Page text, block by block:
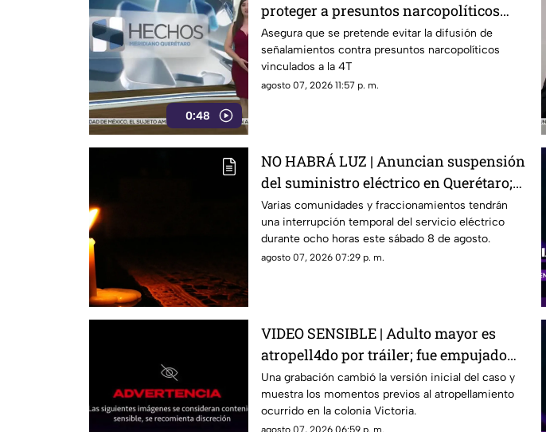
0:48
proteger a presuntos narcopolíticos
vinculados a la 4T
Asegura que se pretende evitar la difusión de
señalamientos contra presuntos narcopolíticos
vinculados a la 4T
agosto 07, 2026 11:57 p. m.
NO HABRÁ LUZ | Anuncian suspensión
del suministro eléctrico en Querétaro;
estás serán las zonas afectadas
Varias comunidades y fraccionamientos tendrán
una interrupción temporal del servicio eléctrico
durante ocho horas este sábado 8 de agosto.
agosto 07, 2026 07:29 p. m.
VIDEO SENSIBLE | Adulto mayor es
atropell4do por tráiler; fue empujado
antes de m0rir
Una grabación cambió la versión inicial del caso y
muestra los momentos previos al atropellamiento
ocurrido en la colonia Victoria.